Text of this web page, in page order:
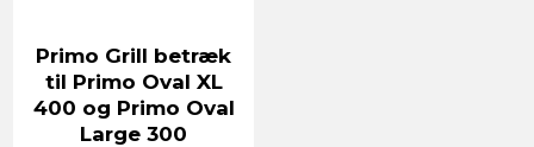
Primo Grill betræk
til Primo Oval XL
400 og Primo Oval
Large 300